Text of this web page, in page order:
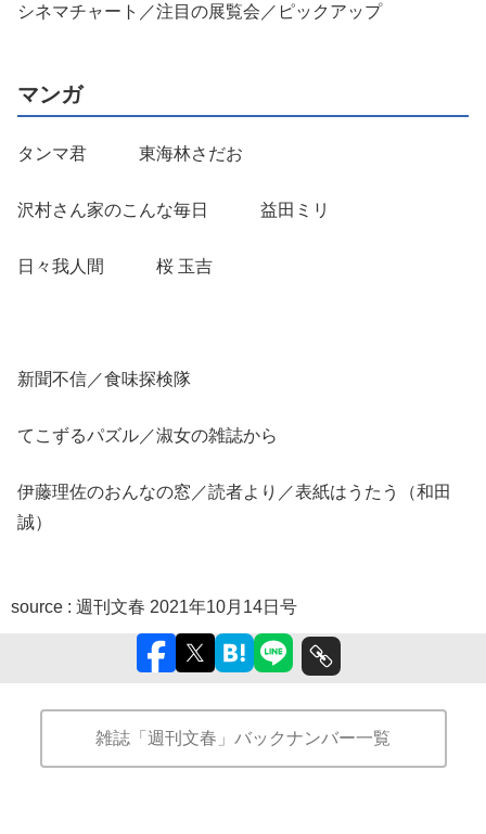
シネマチャート／注目の展覧会／ピックアップ
マンガ
タンマ君 東海林さだお
沢村さん家のこんな毎日 益田ミリ
日々我人間 桜 玉吉
新聞不信／食味探検隊
てこずるパズル／淑女の雑誌から
伊藤理佐のおんなの窓／読者より／表紙はうたう（和田
誠）
source : 週刊文春 2021年10月14日号
雑誌「週刊文春」バックナンバー一覧